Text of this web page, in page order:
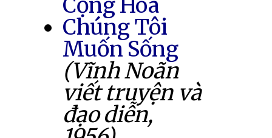
Chúng Tôi
Muốn Sống
(Vĩnh Noãn
viết truyện và
đạo diễn,